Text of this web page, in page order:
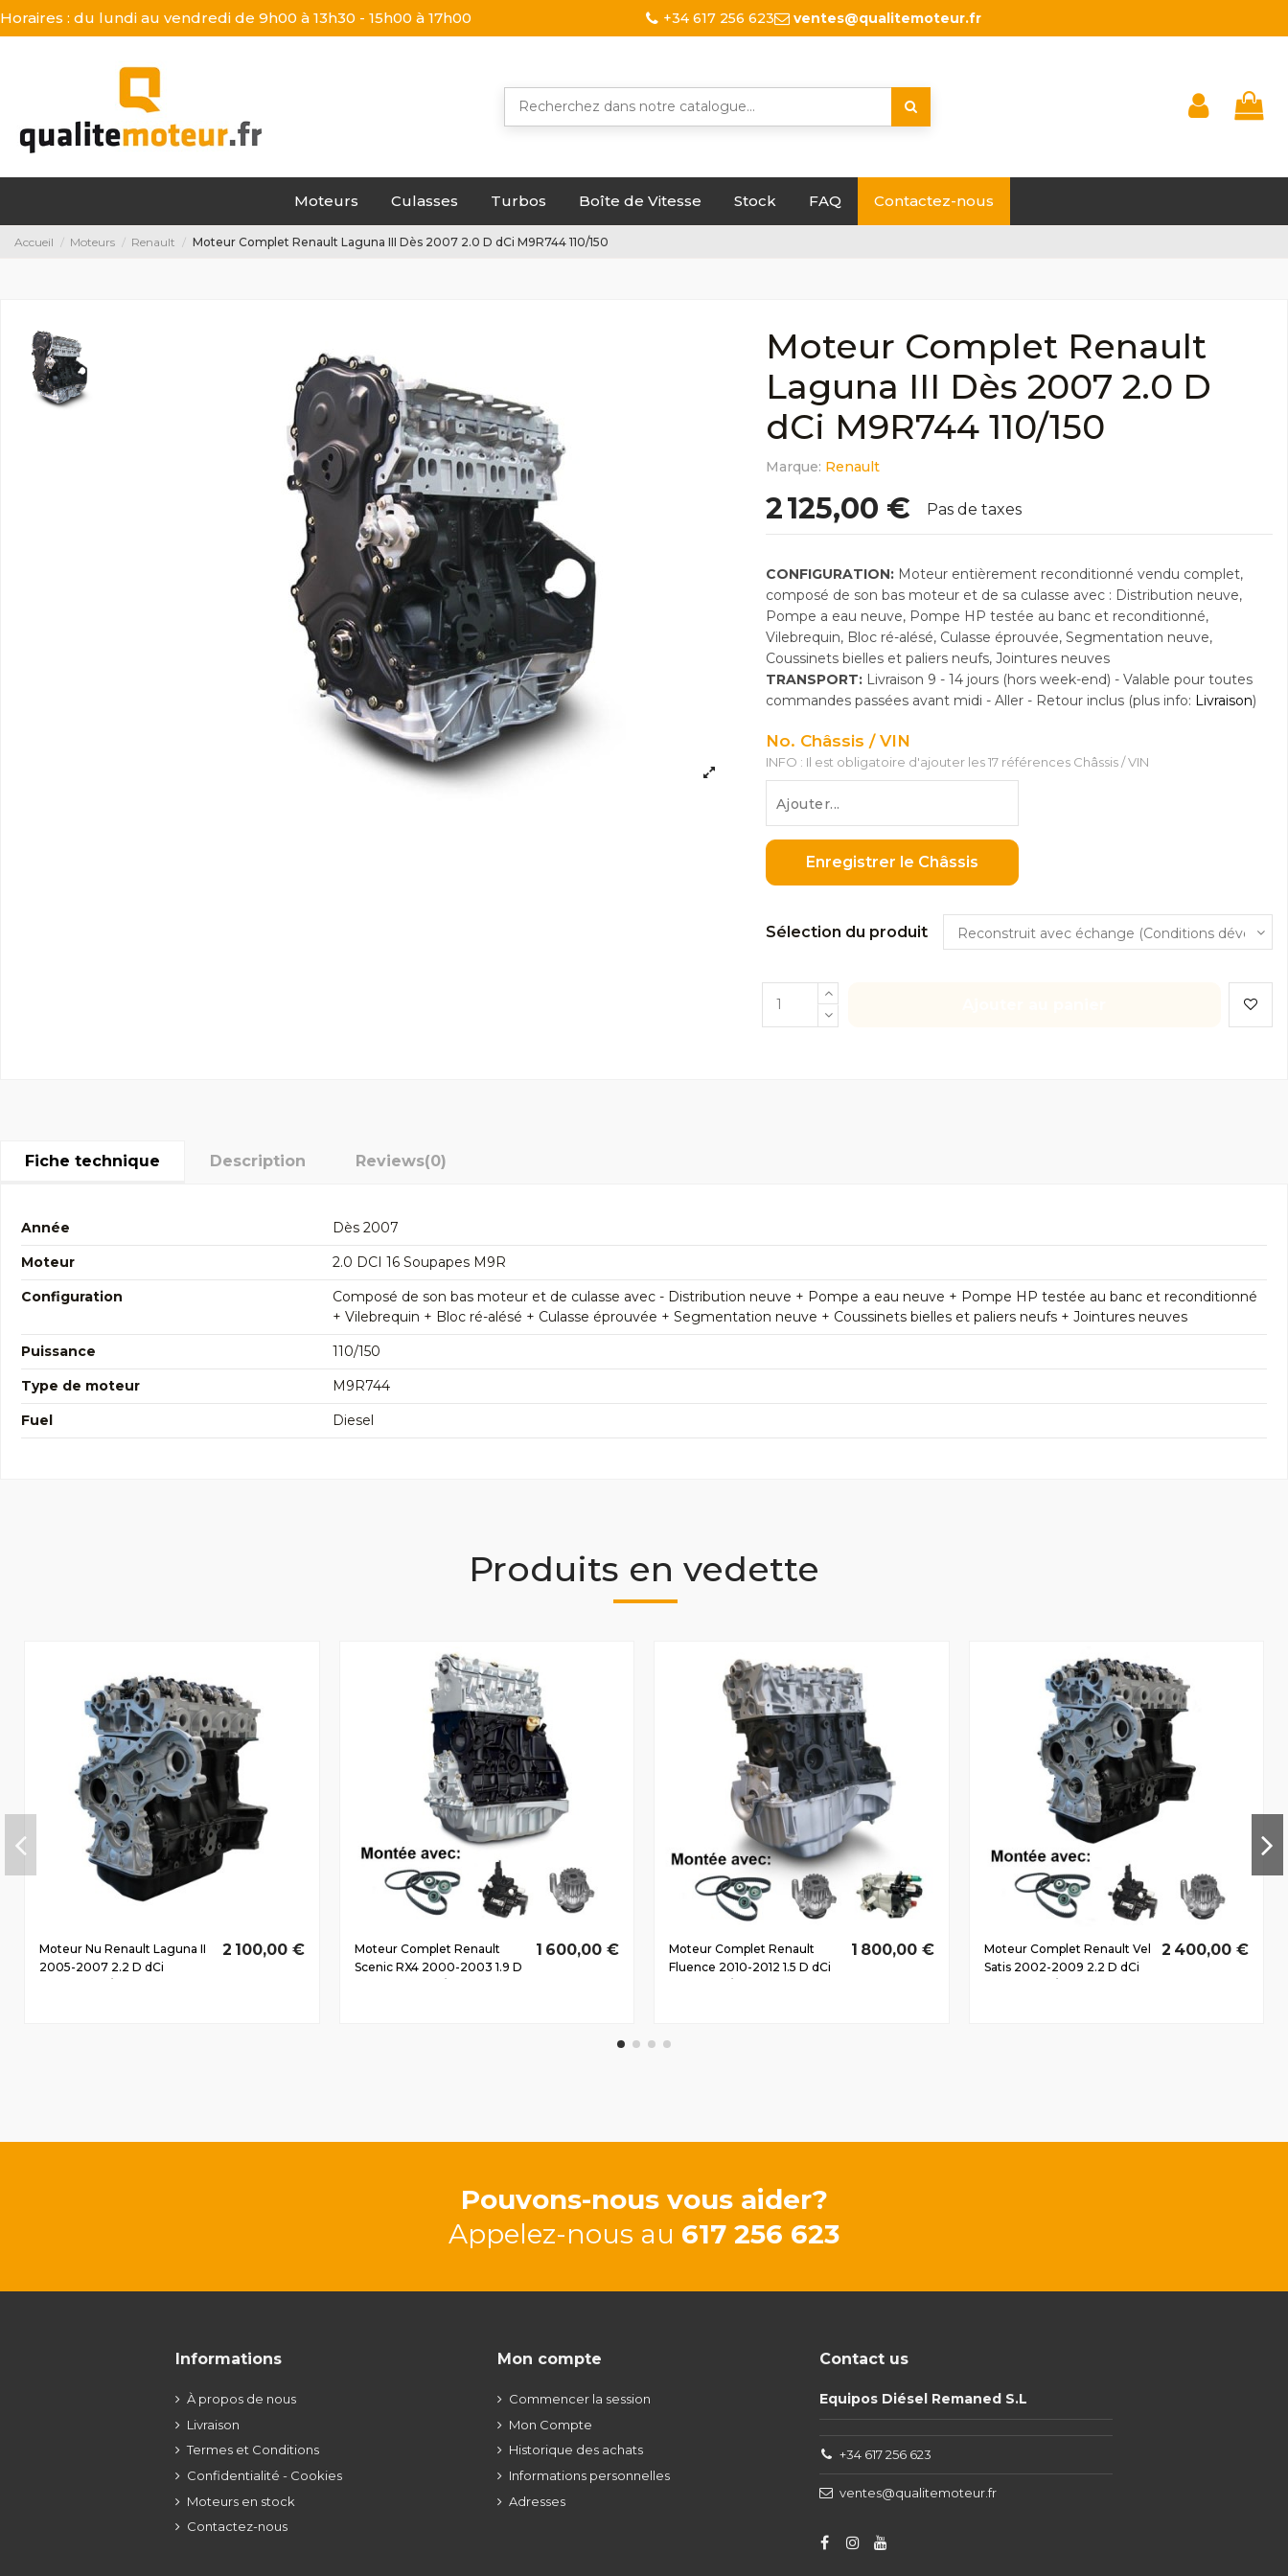
Horaires : du lundi au vendredi de 9h00 à 13h30 - 15h00 à 17h00 +34 617 256 623 ventes@qualitemoteur.fr
Moteurs Culasses Turbos Boîte de Vitesse Stock FAQ Contactez-nous
Accueil Moteurs Renault Moteur Complet Renault Laguna III Dès 2007 2.0 D dCi M9R744 110/150
Moteur Complet Renault
Laguna III Dès 2007 2.0 D
dCi M9R744 110/150
Marque: Renault
2 125,00 € Pas de taxes
CONFIGURATION:Moteur entièrement reconditionné vendu complet,
composé de son bas moteur et de sa culasse avec : Distribution neuve,
Pompe a eau neuve, Pompe HP testée au banc et reconditionné,
Vilebrequin, Bloc ré-alésé, Culasse éprouvée, Segmentation neuve,
Coussinets bielles et paliers neufs, Jointures neuves
TRANSPORT: Livraison 9 - 14 jours (hors week-end) - Valable pour toutes
commandes passées avant midi - Aller - Retour inclus (plus info: Livraison)
No. Châssis / VIN
INFO : Il est obligatoire d'ajouter les 17 références Châssis / VIN
Enregistrer le Châssis
Sélection du produit
Fiche technique Description Reviews(0)
Année
Dès 2007
Moteur
2.0 DCI 16 Soupapes M9R
Configuration
Composé de son bas moteur et de culasse avec - Distribution neuve + Pompe a eau neuve + Pompe HP testée au banc et reconditionné
+ Vilebrequin + Bloc ré-alésé + Culasse éprouvée + Segmentation neuve + Coussinets bielles et paliers neufs + Jointures neuves
Puissance
110/150
Type de moteur
M9R744
Fuel
Diesel
Produits en vedette
Moteur Nu Renault Laguna II
2005-2007 2.2 D dCi
2 100,00 €
Moteur Complet Renault
Scenic RX4 2000-2003 1.9 D
1 600,00 €
Moteur Complet Renault
Fluence 2010-2012 1.5 D dCi
1 800,00 €
Moteur Complet Renault Vel
Satis 2002-2009 2.2 D dCi
2 400,00 €
Pouvons-nous vous aider?
Appelez-nous au 617 256 623
Informations
À propos de nous
Livraison
Termes et Conditions
Confidentialité - Cookies
Moteurs en stock
Contactez-nous
Mon compte
Commencer la session
Mon Compte
Historique des achats
Informations personnelles
Adresses
Contact us
Equipos Diésel Remaned S.L
+34 617 256 623
ventes@qualitemoteur.fr